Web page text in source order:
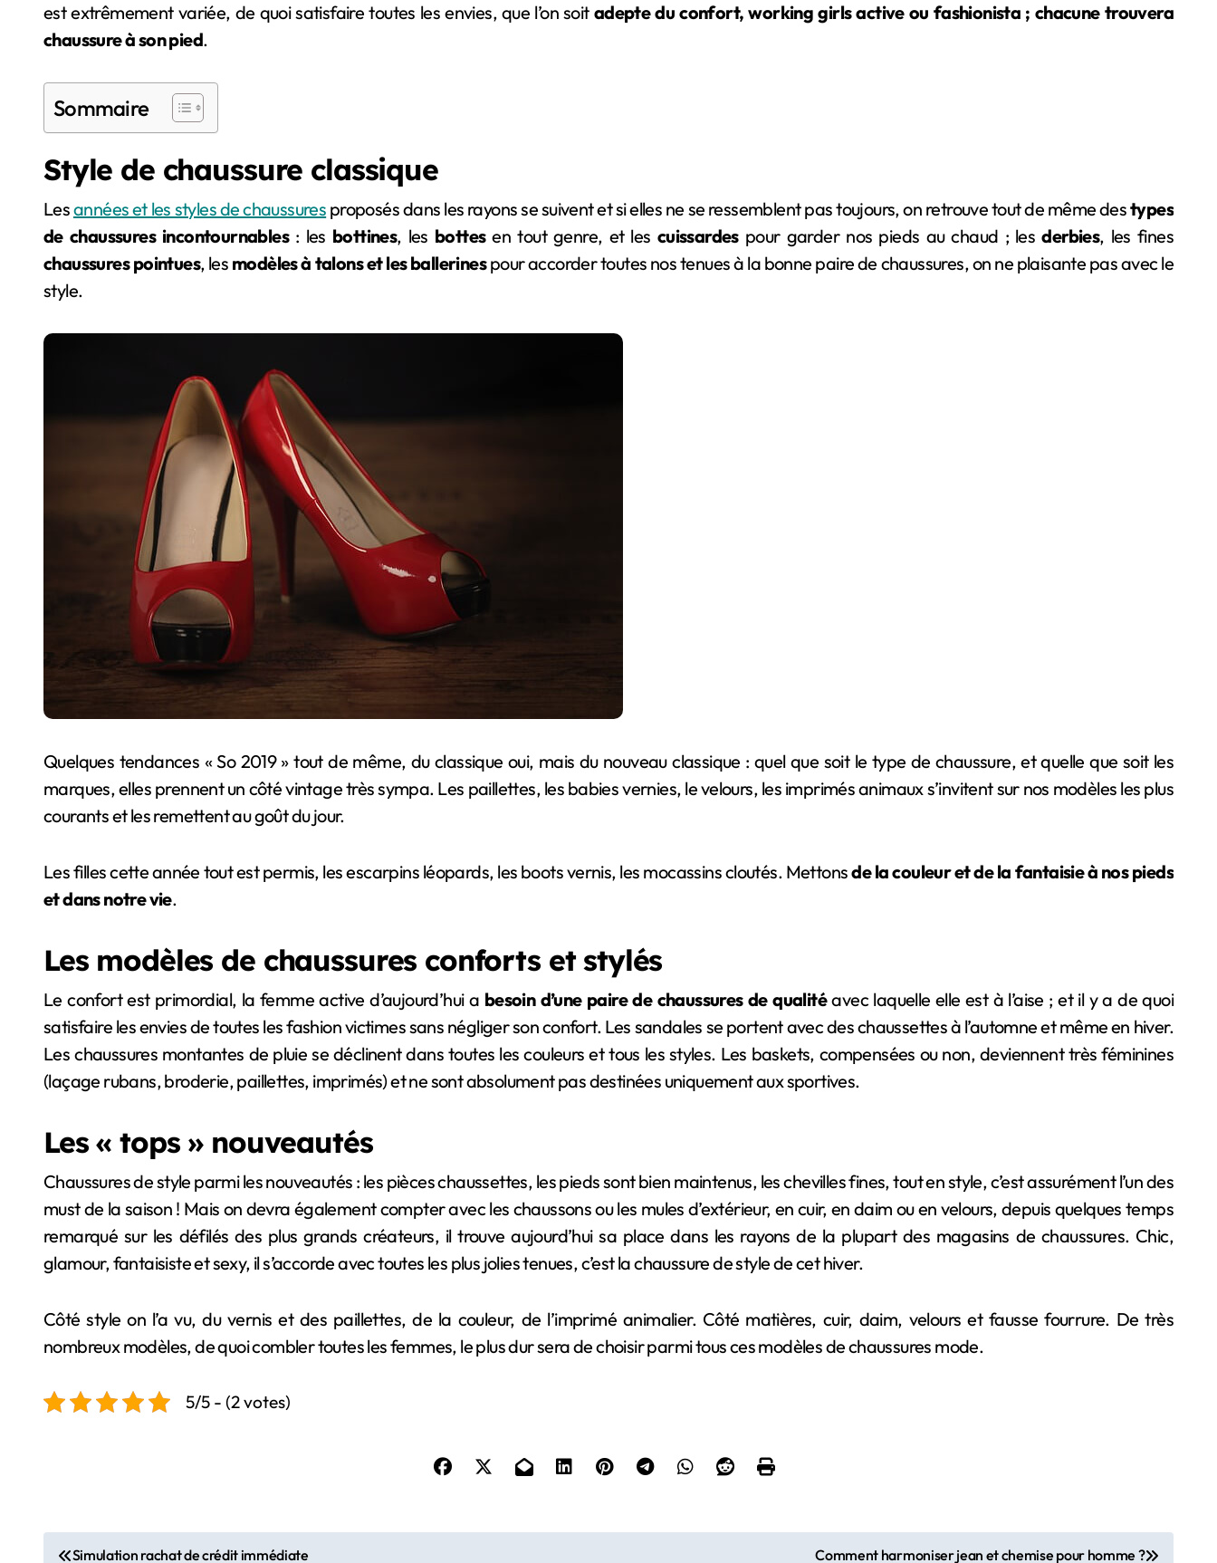
est extrêmement variée, de quoi satisfaire toutes les envies, que l’on soit adepte du confort, working girls active ou fashionista ; chacune trouvera
chaussure à son pied.
Sommaire
Style de chaussure classique
Lesannées et les styles de chaussures proposés dans les rayons se suivent et si elles ne se ressemblent pas toujours, on retrouve tout de même destypes
de chaussures incontournables: les bottines, les bottesen tout genre, et les cuissardespour garder nos pieds au chaud ; lesderbies, les fines
chaussures pointues, les modèles à talons et les ballerinespour accorder toutes nos tenues à la bonne paire de chaussures, on ne plaisante pas avec le
style.
Quelques tendances « So 2019 » tout de même, du classique oui, mais du nouveau classique : quel que soit le type de chaussure, et quelle que soit les
marques, elles prennent un côté vintage très sympa. Les paillettes, les babies vernies, le velours, les imprimés animaux s’invitent sur nos modèles les plus
courants et les remettent au goût du jour.
Les filles cette année tout est permis, les escarpins léopards, les boots vernis, les mocassins cloutés. Mettonsde la couleur et de la fantaisie à nos pieds
et dans notre vie.
Les modèles de chaussures conforts et stylés
Le confort est primordial, la femme active d’aujourd’hui a besoin d’une paire de chaussures de qualitéavec laquelle elle est à l’aise ; et il y a de quoi
satisfaire les envies de toutes les fashion victimes sans négliger son confort. Les sandales se portent avec des chaussettes à l’automne et même en hiver.
Les chaussures montantes de pluie se déclinent dans toutes les couleurs et tous les styles. Les baskets, compensées ou non, deviennent très féminines
(laçage rubans, broderie, paillettes, imprimés) et ne sont absolument pas destinées uniquement aux sportives.
Les « tops » nouveautés
Chaussures de style parmi les nouveautés : les pièces chaussettes, les pieds sont bien maintenus, les chevilles fines, tout en style, c’est assurément l’un des
must de la saison ! Mais on devra également compter avec les chaussons ou les mules d’extérieur, en cuir, en daim ou en velours, depuis quelques temps
remarqué sur les défilés des plus grands créateurs, il trouve aujourd’hui sa place dans les rayons de la plupart des magasins de chaussures. Chic,
glamour, fantaisiste et sexy, il s’accorde avec toutes les plus jolies tenues, c’est la chaussure de style de cet hiver.
Côté style on l’a vu, du vernis et des paillettes, de la couleur, de l’imprimé animalier. Côté matières, cuir, daim, velours et fausse fourrure. De très
nombreux modèles, de quoi combler toutes les femmes, le plus dur sera de choisir parmi tous ces modèles de chaussures mode.
5/5 - (2 votes)
N Simulation rachat de crédit immédiate Comment harmoniser jean et chemise pour homme ?